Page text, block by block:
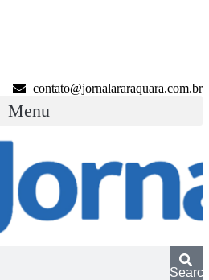
contato@jornalararaquara.com.br
Menu